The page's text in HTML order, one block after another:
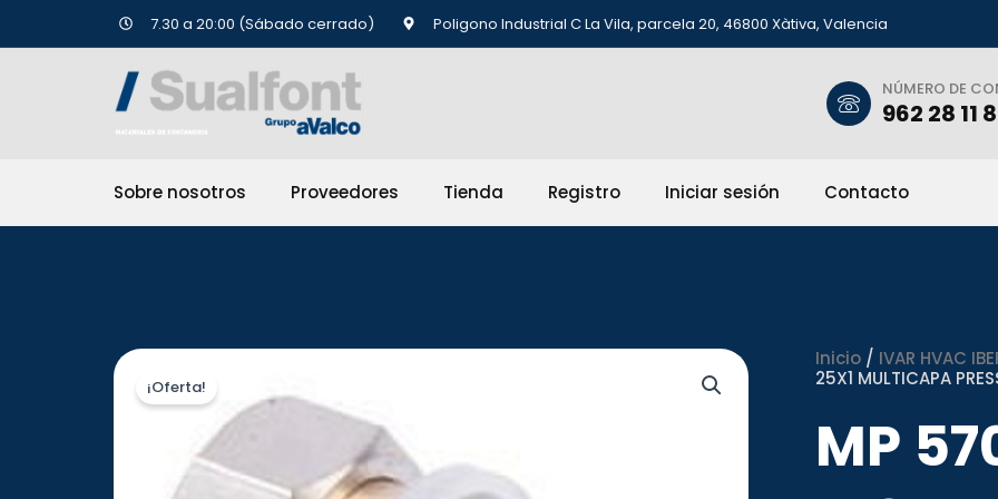
7.30 a 20:00 (Sábado cerrado) Poligono Industrial C La Vila, parcela 20, 46800 Xàtiva, Valencia
NÚMERO DE
962 28 11
Sobre nosotros Proveedores Tienda Registro Iniciar sesión Contacto
¡Oferta!
Inicio / IVAR HVAC
25X1 MULTICAPA
MP